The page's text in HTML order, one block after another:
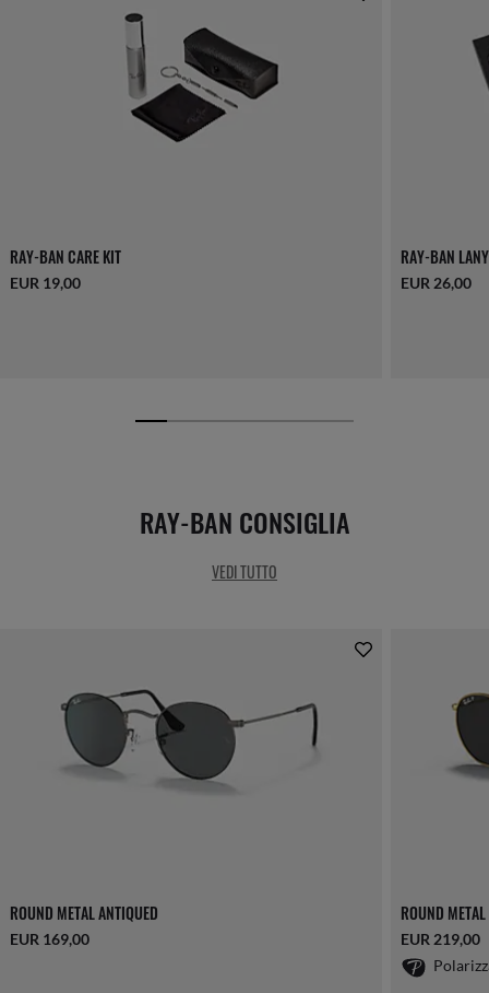
RAY-BAN CARE KIT
EUR 19,00
RAY-BAN
EUR 26,00
RAY-BAN CONSIGLIA
VEDI TUTTO
ROUND METAL ANTIQUED
EUR 169,00
ROUND METAL
EUR 219,00